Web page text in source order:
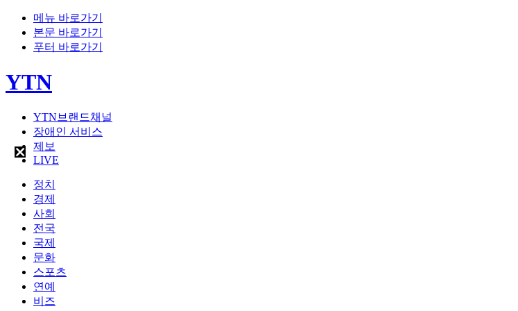
메뉴 바로가기
본문 바로가기
푸터 바로가기
YTN
YTN브랜드채널
장애인 서비스
제보
LIVE
정치
경제
사회
전국
국제
문화
스포츠
연예
비즈